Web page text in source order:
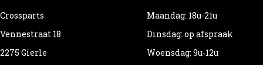
Crossparts
Vennestraat 18
2275 Gierle
Maandag: 18u-21u
Dinsdag: op afspraak
Woensdag: 9u-12u